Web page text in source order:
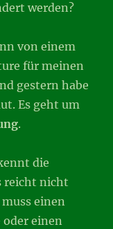
werden?
von einem
für meinen
gestern habe
Es geht um
.
die
reicht nicht
einen
oder einen